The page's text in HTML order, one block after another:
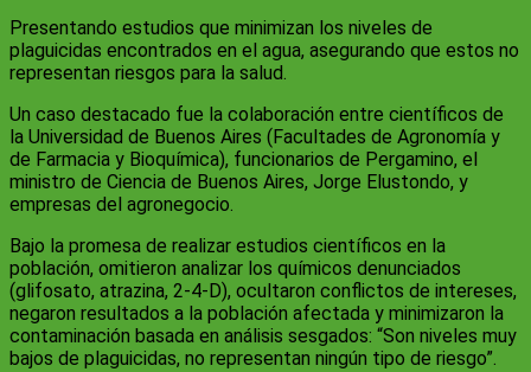
Presentando estudios que minimizan los niveles de
plaguicidas encontrados en el agua, asegurando que estos no
representan riesgos para la salud.
Un caso destacado fue la colaboración entre científicos de
la Universidad de Buenos Aires (Facultades de Agronomía y
de Farmacia y Bioquímica), funcionarios de Pergamino, el
ministro de Ciencia de Buenos Aires, Jorge Elustondo, y
empresas del agronegocio.
Bajo la promesa de realizar estudios científicos en la
población, omitieron analizar los químicos denunciados
(glifosato, atrazina, 2-4-D), ocultaron conflictos de intereses,
negaron resultados a la población afectada y minimizaron la
contaminación basada en análisis sesgados: “Son niveles muy
bajos de plaguicidas, no representan ningún tipo de riesgo”.